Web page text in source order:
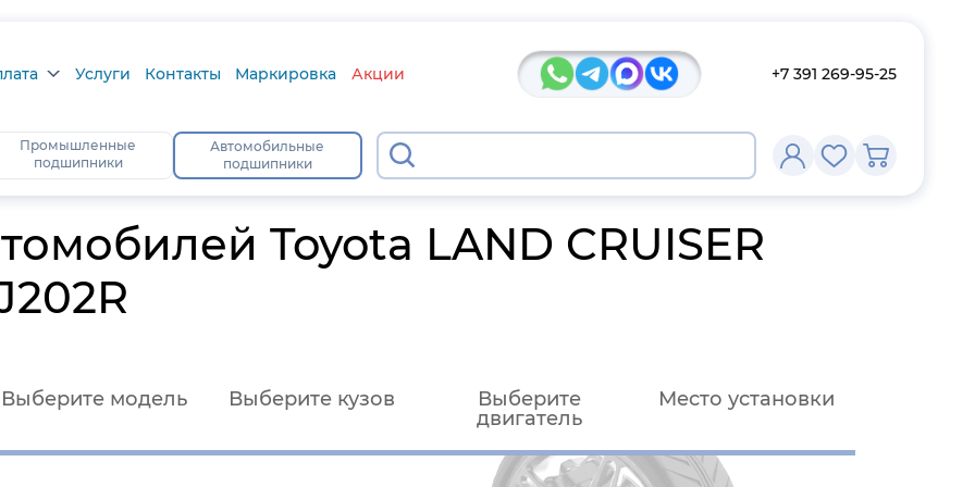
Услуги Контакты Маркировка Акции +7 391 269-95-25
Промышленные
подшипники
Автомобильные
подшипники
Toyota LAND CRUISER
Выберите модель Выберите кузов
Выберите
двигатель
Место установки